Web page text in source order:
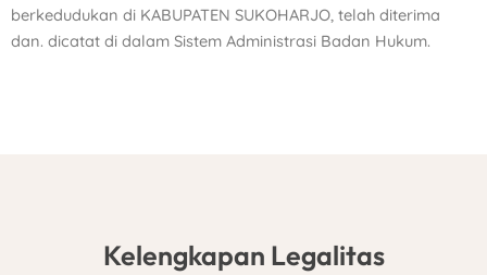
berkedudukan di KABUPATEN SUKOHARJO, telah diterima
dan. dicatat di dalam Sistem Administrasi Badan Hukum.
Kelengkapan Legalitas